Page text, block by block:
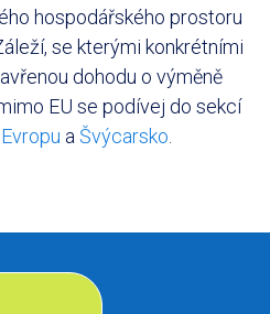
hospodářského prostoru
se kterými konkrétními
dohodu o výměně
EU se podívej do sekcí
a Švýcarsko